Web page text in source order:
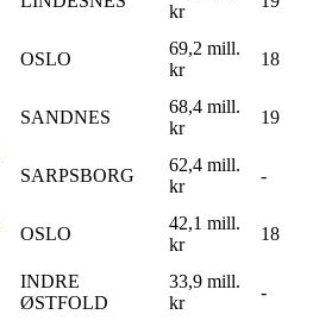
kr
OSLO
69,2 mill.
kr
18
SANDNES
68,4 mill.
kr
19
SARPSBORG
62,4 mill.
kr
-
OSLO
42,1 mill.
kr
18
INDRE
ØSTFOLD
33,9 mill.
kr
-